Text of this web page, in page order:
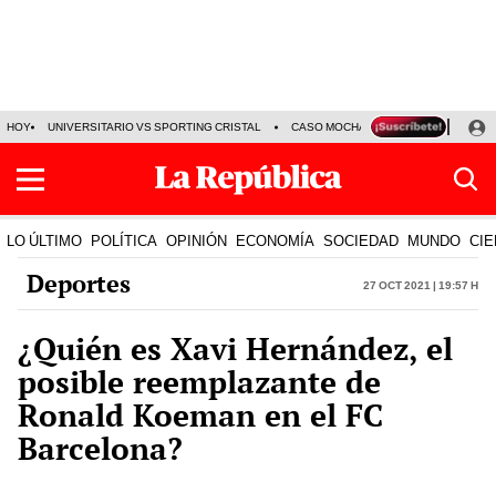
HOY UNIVERSITARIO VS SPORTING CRISTAL CASO MOCHASUELDOS
LO ÚLTIMO POLÍTICA OPINIÓN ECONOMÍA SOCIEDAD MUNDO
Deportes 27 Oct 2021 | 19:57 h
¿Quién es Xavi Hernández, el
posible reemplazante de
Ronald Koeman en el FC
Barcelona?